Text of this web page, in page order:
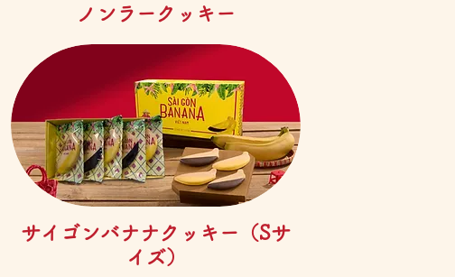
제품보기
ノンラークッキー
제품보기
サイゴンバナナクッキー（Sサ
イズ）